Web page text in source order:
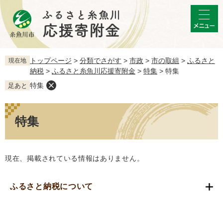
ペ
ー
ジ
頭
で
メ
ニ
ュ
飛
ば
文
へ
メ
ニ
現在地 トップページ > 分類でさがす > 市政 > 市の取組 > ふるさと
納税 > ふるさと糸魚川応援寄附金 > 特集 > 特集
足あと 特集
本
文
特集
現在、掲載されている情報はありません。
ふるさと納税について